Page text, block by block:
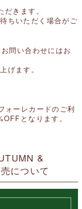
だきます。
ちいただく場合がご
問い合わせにはお
げます。
ォーレカードのご利
となります。
&
について